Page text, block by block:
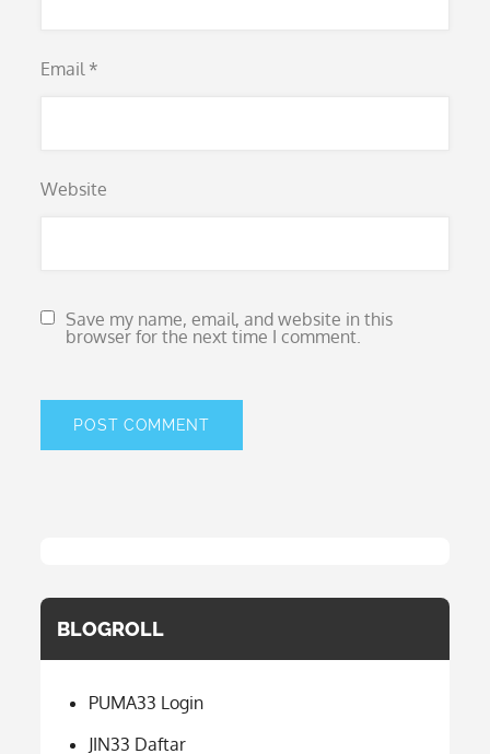
Email *
Website
Save my name, email, and website in this
browser for the next time I comment.
BLOGROLL
PUMA33 Login
JIN33 Daftar